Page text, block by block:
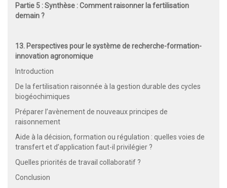
Partie 5 : Synthèse : Comment raisonner la fertilisation
demain ?
13. Perspectives pour le système de recherche-formation-
innovation agronomique
Introduction
De la fertilisation raisonnée à la gestion durable des cycles
biogéochimiques
Préparer l’avènement de nouveaux principes de
raisonnement
Aide à la décision, formation ou régulation : quelles voies de
transfert et d’application faut-il privilégier ?
Quelles priorités de travail collaboratif ?
Conclusion